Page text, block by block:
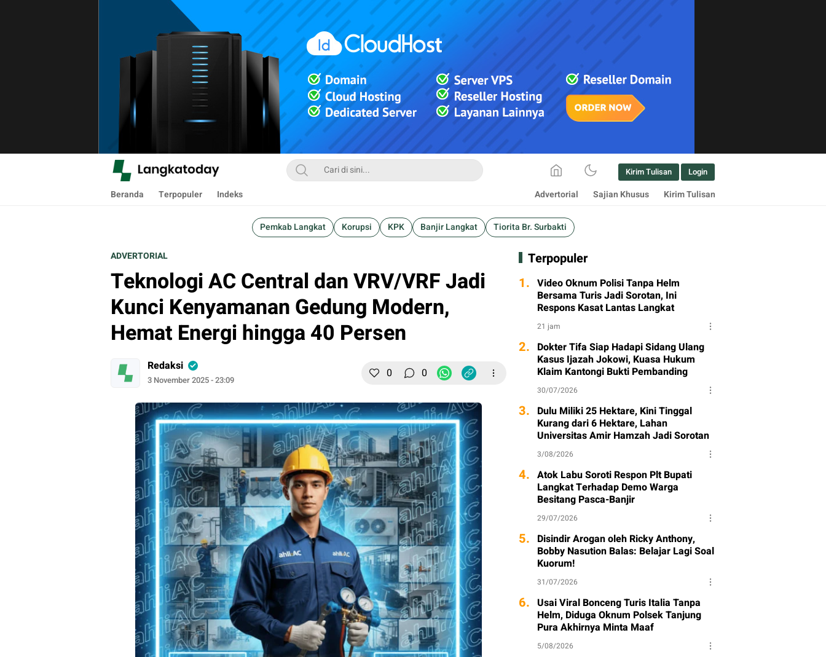
Langkatoday.com
Suara Lokal, Informasi Global
Kirim Tulisan Login
Beranda Terpopuler Indeks Advertorial Sajian Khusus Kirim Tulisan
Pemkab Langkat Korupsi KPK Banjir Langkat Tiorita Br. Surbakti
ADVERTORIAL
Teknologi AC Central dan VRV/VRF Jadi
Kunci Kenyamanan Gedung Modern,
Hemat Energi hingga 40 Persen
Redaksi
3 November 2025 - 23:09 0 0
Terpopuler
1. Video Oknum Polisi Tanpa Helm
Bersama Turis Jadi Sorotan, Ini
Respons Kasat Lantas Langkat
21 jam
2. Dokter Tifa Siap Hadapi Sidang Ulang
Kasus Ijazah Jokowi, Kuasa Hukum
Klaim Kantongi Bukti Pembanding
30/07/2026
3. Dulu Miliki 25 Hektare, Kini Tinggal
Kurang dari 6 Hektare, Lahan
Universitas Amir Hamzah Jadi Sorotan
3/08/2026
4. Atok Labu Soroti Respon Plt Bupati
Langkat Terhadap Demo Warga
Besitang Pasca-Banjir
29/07/2026
5. Disindir Arogan oleh Ricky Anthony,
Bobby Nasution Balas: Belajar Lagi Soal
Kuorum!
31/07/2026
6. Usai Viral Bonceng Turis Italia Tanpa
Helm, Diduga Oknum Polsek Tanjung
Pura Akhirnya Minta Maaf
5/08/2026